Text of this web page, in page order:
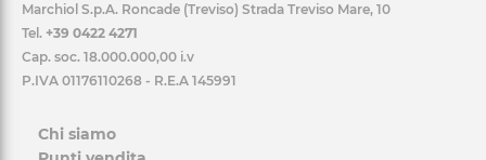
Marchiol S.p.A. Roncade (Treviso) Strada Treviso Mare, 10
Tel. +39 0422 4271
Cap. soc. 18.000.000,00 i.v
P.IVA 01176110268 - R.E.A 145991
Chi siamo